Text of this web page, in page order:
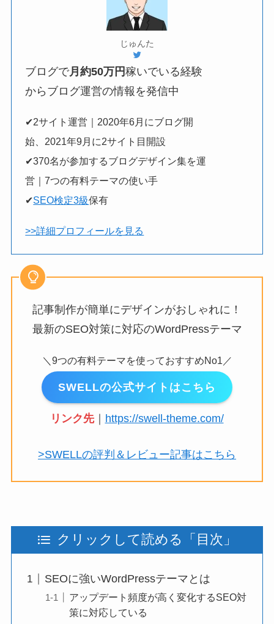
じゅんた
ブログで月約50万円稼いでいる経験
からブログ運営の情報を発信中
✔2サイト運営｜2020年6月にブログ開
始、2021年9月に2サイト目開設
✔370名が参加するブログデザイン集を運
営｜7つの有料テーマの使い手
✔SEO検定3級保有
>>詳細プロフィールを見る
記事制作が簡単にデザインがおしゃれに！
最新のSEO対策に対応のWordPressテーマ
＼9つの有料テーマを使っておすすめNo1／
SWELLの公式サイトはこちら
リンク先｜ https://swell-theme.com/
>SWELLの評判＆レビュー記事はこちら
クリックして読める「目次」
SEOに強いWordPressテーマとは
アップデート頻度が高く変化するSEO対
策に対応している